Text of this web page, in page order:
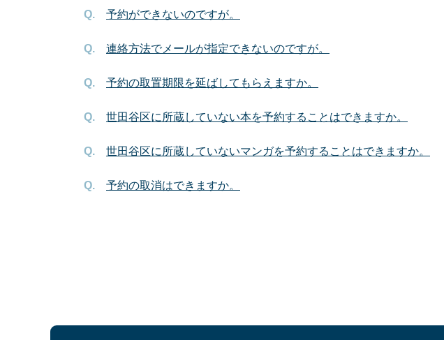
予約ができないのですが。
連絡方法でメールが指定できないのですが。
予約の取置期限を延ばしてもらえますか。
世田谷区に所蔵していない本を予約することはできますか。
世田谷区に所蔵していないマンガを予約することはできますか。
予約の取消はできますか。